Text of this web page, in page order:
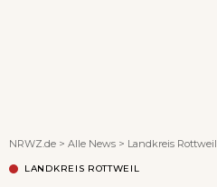
NRWZ.de > Alle News > Landkreis Rottweil
LANDKREIS ROTTWEIL